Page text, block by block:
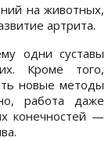
на животных,
артрита.
одни суставы
Кроме того,
новые методы
работа даже
конечностей —